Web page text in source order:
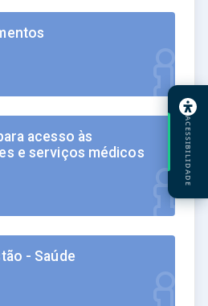
acesso às
e serviços médicos
- Saúde
ACESSIBILIDADE